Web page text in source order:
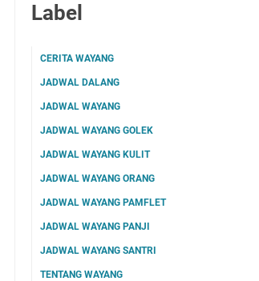
Label
CERITA WAYANG
JADWAL DALANG
JADWAL WAYANG
JADWAL WAYANG GOLEK
JADWAL WAYANG KULIT
JADWAL WAYANG ORANG
JADWAL WAYANG PAMFLET
JADWAL WAYANG PANJI
JADWAL WAYANG SANTRI
TENTANG WAYANG